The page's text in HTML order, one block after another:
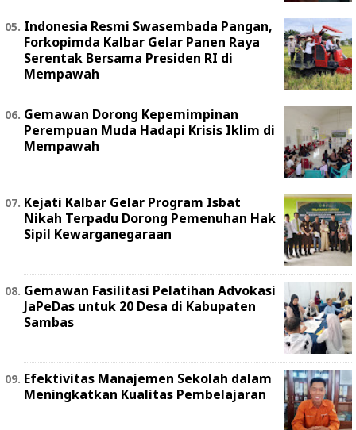
Indonesia Resmi Swasembada Pangan,
Forkopimda Kalbar Gelar Panen Raya
Serentak Bersama Presiden RI di
Mempawah
Gemawan Dorong Kepemimpinan
Perempuan Muda Hadapi Krisis Iklim di
Mempawah
Kejati Kalbar Gelar Program Isbat
Nikah Terpadu Dorong Pemenuhan Hak
Sipil Kewarganegaraan
Gemawan Fasilitasi Pelatihan Advokasi
JaPeDas untuk 20 Desa di Kabupaten
Sambas
Efektivitas Manajemen Sekolah dalam
Meningkatkan Kualitas Pembelajaran